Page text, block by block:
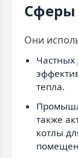
Сферы
Они
тепла.
также
котлы